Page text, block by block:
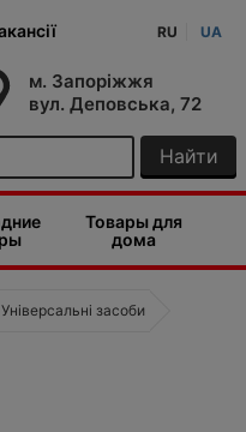
RU UA
м. Запоріжжя
вул. Деповська, 72
Найти
Товары для
дома
Універсальні засоби